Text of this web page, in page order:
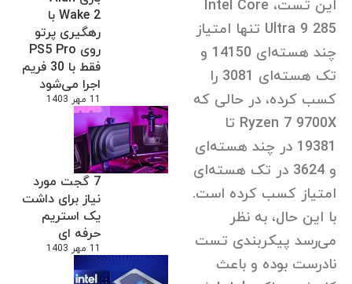
Wake 2 با
رهگیری پرتو
روی PS5 Pro
فقط با 30 فریم
اجرا می‌شود
11 مهر 1403
7 گجت مورد
نیاز برای داشت
یک استریم
حرفه ای
11 مهر 1403
این تست، Intel Core
Ultra 9 285 تنها امتیاز
چند هسته‌ای 14150 و
تک هسته‌ای 3081 را
کسب کرده، در حالی که
Ryzen 7 9700X تا
19381 در چند هسته‌ای
و 3624 در تک هسته‌ای
امتیاز کسب کرده است.
با این حال، به نظر
می‌رسد پیکربندی تست
نادرست بوده و باعث